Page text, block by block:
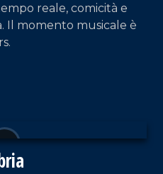
reale, comicità e
Il momento musicale è